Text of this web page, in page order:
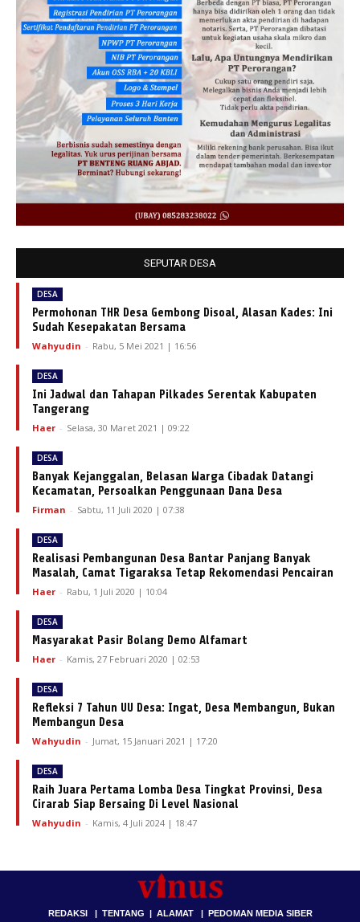
SEPUTAR DESA
DESA
Permohonan THR Desa Gembong Disoal, Alasan Kades: Ini
Sudah Kesepakatan Bersama
Wahyudin - Rabu, 5 Mei 2021 | 16:56
DESA
Ini Jadwal dan Tahapan Pilkades Serentak Kabupaten
Tangerang
Haer - Selasa, 30 Maret 2021 | 09:22
DESA
Banyak Kejanggalan, Belasan Warga Cibadak Datangi
Kecamatan, Persoalkan Penggunaan Dana Desa
Firman - Sabtu, 11 Juli 2020 | 07:38
DESA
Realisasi Pembangunan Desa Bantar Panjang Banyak
Masalah, Camat Tigaraksa Tetap Rekomendasi Pencairan
Haer - Rabu, 1 Juli 2020 | 10:04
DESA
Masyarakat Pasir Bolang Demo Alfamart
Haer - Kamis, 27 Februari 2020 | 02:53
DESA
Refleksi 7 Tahun UU Desa: Ingat, Desa Membangun, Bukan
Membangun Desa
Wahyudin - Jumat, 15 Januari 2021 | 17:20
DESA
Raih Juara Pertama Lomba Desa Tingkat Provinsi, Desa
Cirarab Siap Bersaing Di Level Nasional
Wahyudin - Kamis, 4 Juli 2024 | 18:47
REDAKSI| TENTANG | ALAMAT| PEDOMAN MEDIA SIBER